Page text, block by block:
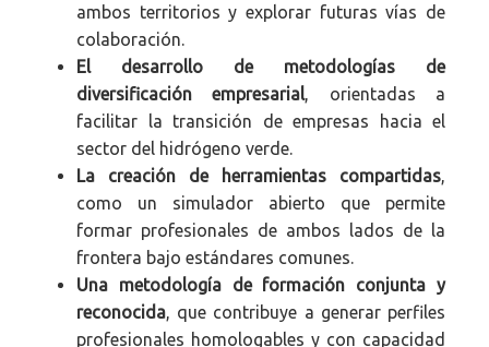
ambos territorios y explorar futuras vías de
colaboración.
El desarrollo de metodologías de
diversificación empresarial, orientadas a
facilitar la transición de empresas hacia el
sector del hidrógeno verde.
La creación de herramientas compartidas,
como un simulador abierto que permite
formar profesionales de ambos lados de la
frontera bajo estándares comunes.
Una metodología de formación conjunta y
reconocida, que contribuye a generar perfiles
profesionales homologables y con capacidad